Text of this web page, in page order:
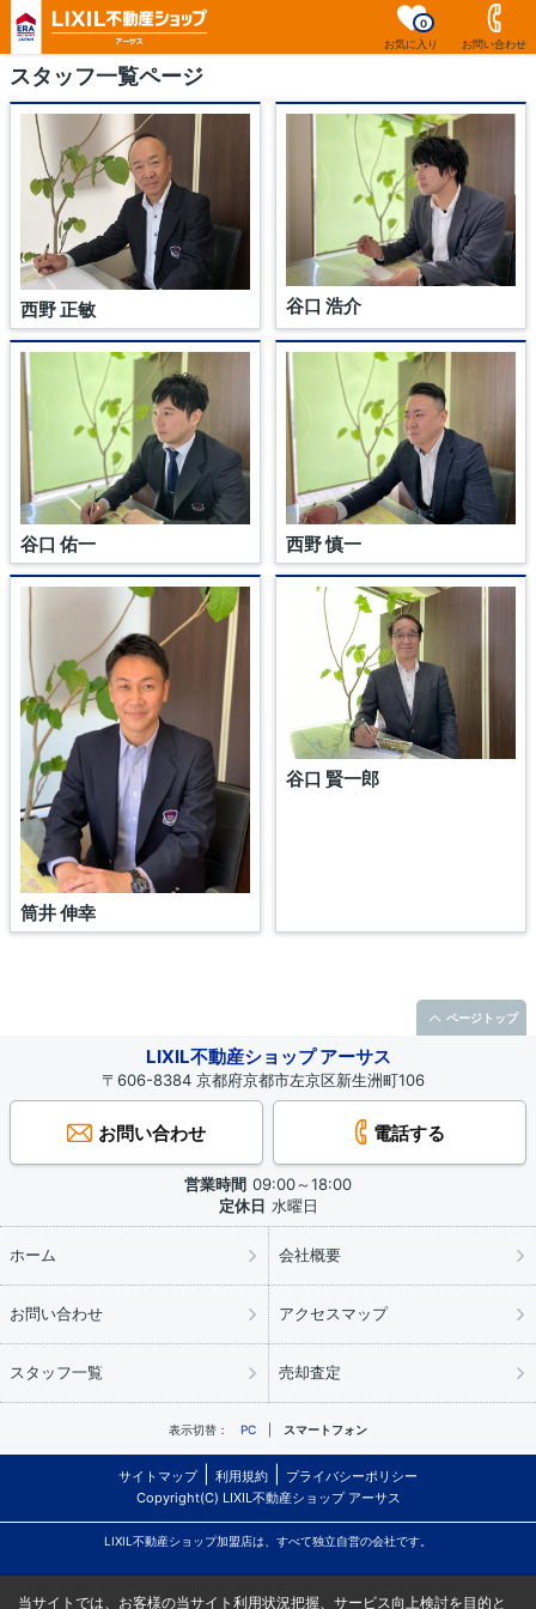
お気に入り
0
お問い合わせ
スタッフ一覧ページ
西野 正敏 谷口 浩介
谷口 佑一 西野 慎一
筒井 伸幸
谷口 賢一郎
LIXIL不動産ショップ アーサス
〒606-8384 京都府京都市左京区新生洲町106
お問い合わせ 電話する
営業時間 09:00～18:00
定休日 水曜日
ホーム 会社概要
お問い合わせ アクセスマップ
スタッフ一覧 売却査定
表示切替： PC スマートフォン
サイトマップ 利用規約
プライバシーポリシー
Copyright(C) LIXIL不動産ショップ アーサス
LIXIL不動産ショップ加盟店は、すべて独立自営の会社です。
ページトップ
当サイトでは、お客様の当サイト利用状況把握、サービス向上検討を目的と